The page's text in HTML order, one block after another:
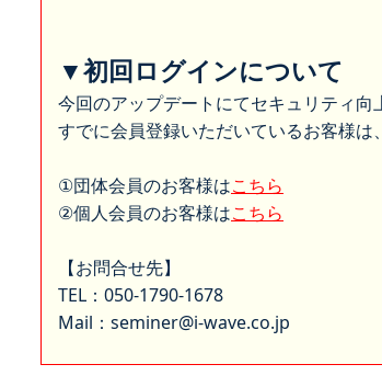
▼初回ログインについて
今回のアップデートにてセキュリティ向
すでに会員登録いただいているお客様は
①団体会員のお客様はこちら
②個人会員のお客様はこちら
【お問合せ先】
TEL：050-1790-1678
Mail：seminer@i-wave.co.jp